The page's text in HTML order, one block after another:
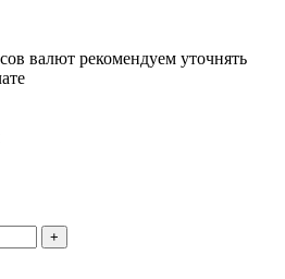
валют рекомендуем уточнять
+